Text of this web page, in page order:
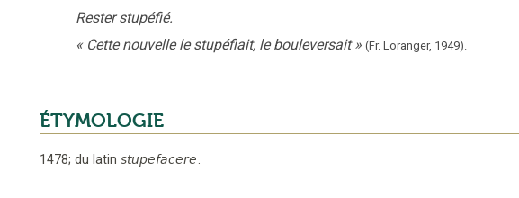
Rester stupéfié.
« Cette nouvelle le stupéfiait, le bouleversait » (Fr. Loranger, 1949).
ÉTYMOLOGIE
1478; du latin stupefacere.